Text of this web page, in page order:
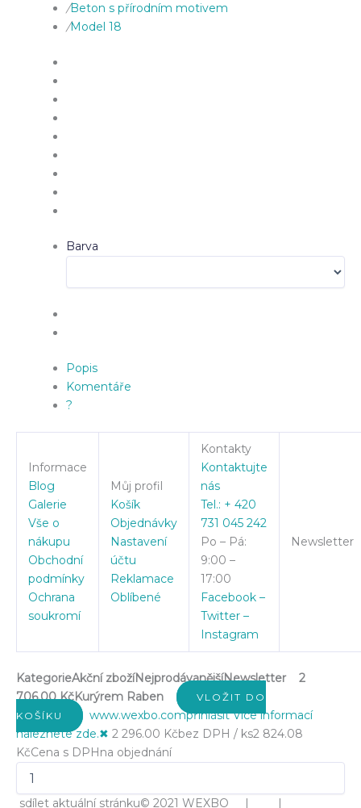
/Beton s přírodním motivem
/Model 18
Barva
Popis
Komentáře
?
Informace
Blog
Galerie
Vše o
nákupu
Obchodní
podmínky
Ochrana
soukromí
Můj profil
Košík
Objednávky
Nastavení
účtu
Reklamace
Oblíbené
Kontakty
Kontaktujte
nás
Tel.: + 420
731 045 242
Po – Pá:
9:00 –
17:00
Facebook –
Twitter –
Instagram
Newsletter
KategorieAkční zbožíNejprodávanějšíNewsletter
2
706.00 KčKurýrem Raben
VLOŽIT DO
KOŠÍKU
www.wexbo.compřihlásit Více informací
naleznete zde.✖ 2 296.00 Kčbez DPH / ks2 824.08
KčCena s DPHna objednání
sdílet aktuální stránku© 2021 WEXBO | |